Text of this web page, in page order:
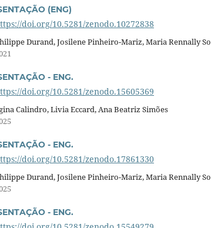
(ENG)
doi.org/10.5281/zenodo.10272838
Durand, Josilene Pinheiro-Mariz, Maria Rennally
- ENG.
doi.org/10.5281/zenodo.15605369
Calindro, Livia Eccard, Ana Beatriz Simões
- ENG.
doi.org/10.5281/zenodo.17861330
Durand, Josilene Pinheiro-Mariz, Maria Rennally
- ENG.